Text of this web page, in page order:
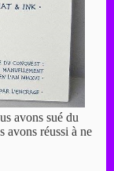
avons sué du
avons réussi à ne